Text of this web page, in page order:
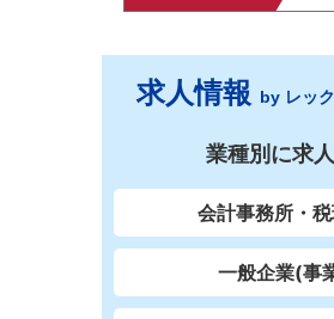
求人情報 by レッ
業種別に求
会計事務所・
一般企業(事